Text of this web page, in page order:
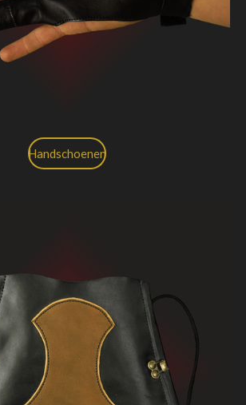
Handschoenen